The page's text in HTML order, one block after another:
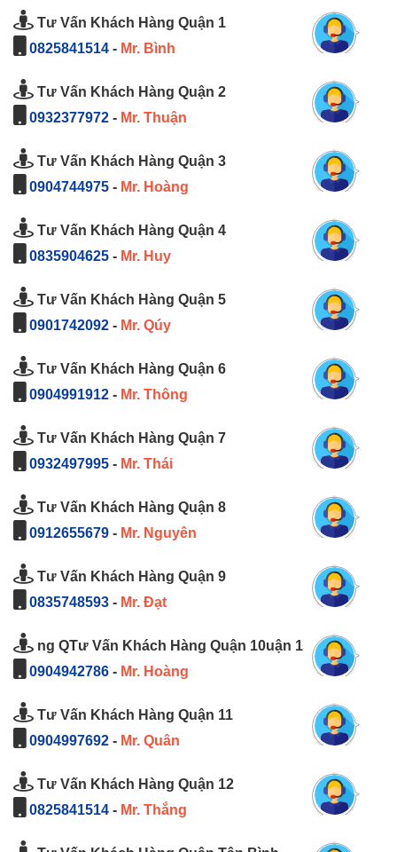
Tư Vấn Khách Hàng Quận 1
0825841514 - Mr. Bình
Tư Vấn Khách Hàng Quận 2
0932377972 - Mr. Thuận
Tư Vấn Khách Hàng Quận 3
0904744975 - Mr. Hoàng
Tư Vấn Khách Hàng Quận 4
0835904625 - Mr. Huy
Tư Vấn Khách Hàng Quận 5
0901742092 - Mr. Qúy
Tư Vấn Khách Hàng Quận 6
0904991912 - Mr. Thông
Tư Vấn Khách Hàng Quận 7
0932497995 - Mr. Thái
Tư Vấn Khách Hàng Quận 8
0912655679 - Mr. Nguyên
Tư Vấn Khách Hàng Quận 9
0835748593 - Mr. Đạt
ng QTư Vấn Khách Hàng Quận 10uận 1
0904942786 - Mr. Hoàng
Tư Vấn Khách Hàng Quận 11
0904997692 - Mr. Quân
Tư Vấn Khách Hàng Quận 12
0825841514 - Mr. Thắng